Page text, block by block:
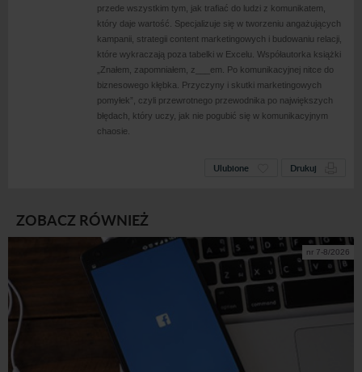
przede wszystkim tym, jak trafiać do ludzi z komunikatem,
który daje wartość. Specjalizuje się w tworzeniu angażujących
kampanii, strategii content marketingowych i budowaniu relacji,
które wykraczają poza tabelki w Excelu. Współautorka książki
„Znałem, zapomniałem, z___em. Po komunikacyjnej nitce do
biznesowego kłębka. Przyczyny i skutki marketingowych
pomyłek”, czyli przewrotnego przewodnika po największych
błędach, który uczy, jak nie pogubić się w komunikacyjnym
chaosie.
Ulubione Drukuj
ZOBACZ RÓWNIEŻ
nr 7-8/2026